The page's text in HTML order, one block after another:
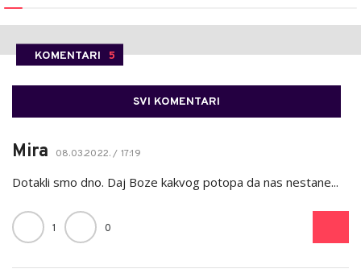
KOMENTARI 5
SVI KOMENTARI
Mira 08.03.2022. / 17:19
Dotakli smo dno. Daj Boze kakvog potopa da nas nestane...
1 0